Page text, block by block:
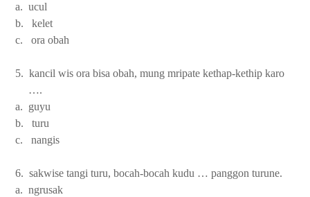
a. ucul
b. kelet
c. ora obah
5. kancil wis ora bisa obah, mung mripate kethap-kethip karo
….
a. guyu
b. turu
c. nangis
6. sakwise tangi turu, bocah-bocah kudu … panggon turune.
a. ngrusak